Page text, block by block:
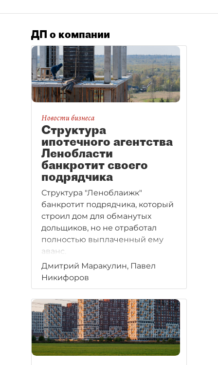
ДП о компании
Новости бизнеса
Структура
ипотечного агентства
Ленобласти
банкротит своего
подрядчика
Структура "Леноблаижк"
банкротит подрядчика, который
строил дом для обманутых
дольщиков, но не отработал
полностью выплаченный ему
аванс.
Дмитрий Маракулин, Павел
Никифоров